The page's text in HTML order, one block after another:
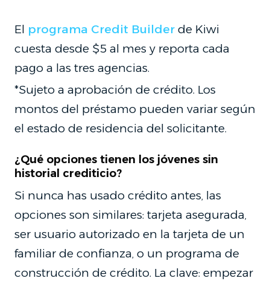
El programa Credit Builderde Kiwi
cuesta desde $5 al mes y reporta cada
pago a las tres agencias.
*Sujeto a aprobación de crédito. Los
montos del préstamo pueden variar según
el estado de residencia del solicitante.
¿Qué opciones tienen los jóvenes sin
historial crediticio?
Si nunca has usado crédito antes, las
opciones son similares: tarjeta asegurada,
ser usuario autorizado en la tarjeta de un
familiar de confianza, o un programa de
construcción de crédito. La clave: empezar